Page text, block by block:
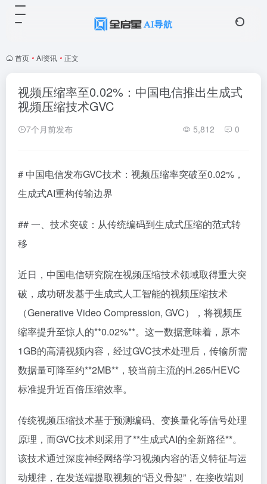
首页 • AI资讯 • 正文
视频压缩率至0.02%：中国电信推出生成式
视频压缩技术GVC
7个月前发布 5,812 0
# 中国电信发布GVC技术：视频压缩率突破至0.02%，
生成式AI重构传输边界
## 一、技术突破：从传统编码到生成式压缩的范式转
移
近日，中国电信研究院在视频压缩技术领域取得重大突
破，成功研发基于生成式人工智能的视频压缩技术
（Generative Video Compression, GVC），将视频压
缩率提升至惊人的**0.02%**。这一数据意味着，原本
1GB的高清视频内容，经过GVC技术处理后，传输所需
数据量可降至约**2MB**，较当前主流的H.265/HEVC
标准提升近百倍压缩效率。
传统视频压缩技术基于预测编码、变换量化等信号处理
原理，而GVC技术则采用了**生成式AI的全新路径**。
该技术通过深度神经网络学习视频内容的语义特征与运
动规律，在发送端提取视频的“语义骨架”，在接收端则